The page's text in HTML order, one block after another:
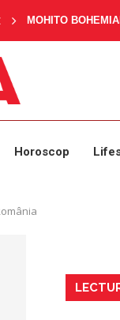
MOHITO
Horoscop